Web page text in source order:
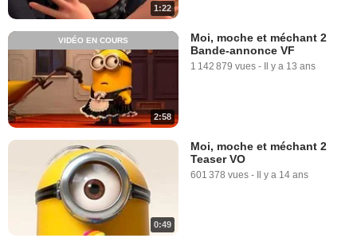
1:22
2:58
VIDÉO EN COURS
Moi, moche et méchant 2
Bande-annonce VF
1 142 879 vues - Il y a 13 ans
0:49
Moi, moche et méchant 2
Teaser VO
601 378 vues - Il y a 14 ans